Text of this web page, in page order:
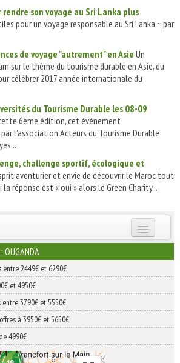
son voyage au Sri Lanka plus
pour un voyage responsable au Sri Lanka ~ par
de voyage "autrement" en Asie Un
sur le thème du tourisme durable en Asie, du
célébrer 2017 année internationale du
du Tourisme Durable les 08-09
6ème édition, cet événement
l'association Acteurs du Tourisme Durable
challenge sportif, écologique et
aventurier et envie de découvrir le Maroc tout
réponse est « oui » alors le Green Charity...
ABONNEZ-VOUS
OUGANDA
entre 2449€ et 6290€
et 4950€
entre 3790€ et 5550€
à 3950€ et 5650€
4990€